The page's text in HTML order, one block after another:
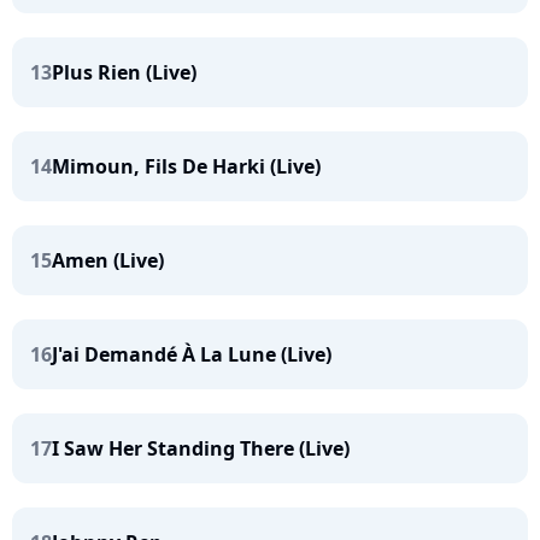
13Plus Rien (Live)
14Mimoun, Fils De Harki (Live)
15Amen (Live)
16J'ai Demandé À La Lune (Live)
17I Saw Her Standing There (Live)